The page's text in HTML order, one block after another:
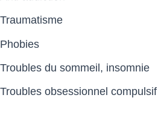
Traumatisme
Phobies
Troubles du sommeil, insomnie
Troubles obsessionnel compulsif